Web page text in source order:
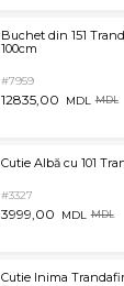
Buchet din 151
100cm
#7959
12835,00 MDL MDL
Cutie Albă cu 101
#3327
3999,00 MDL MDL
Cutie Inima